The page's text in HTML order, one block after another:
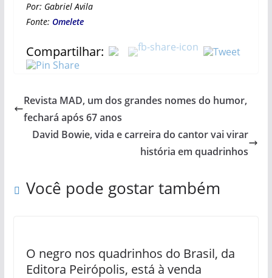
Por: Gabriel Avila
Fonte: Omelete
Compartilhar:
Revista MAD, um dos grandes nomes do humor,
fechará após 67 anos
David Bowie, vida e carreira do cantor vai virar
história em quadrinhos
Você pode gostar também
O negro nos quadrinhos do Brasil, da
Editora Peirópolis, está à venda